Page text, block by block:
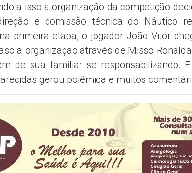
a isso a organização da competição
e comissão técnica do Náutico
primeira etapa, o jogador João Vitor
a organização através de Misso
de sua familiar se responsabilizando.
gerou polêmica e muitos